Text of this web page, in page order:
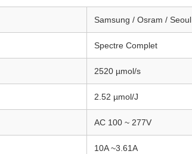
Samsung / Osram / Seoul
Spectre Complet
2520 µmol/s
2.52 µmol/J
AC 100 ~ 277V
10A ~3.61A